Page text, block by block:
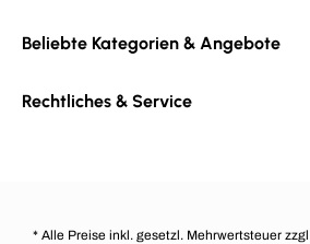
Beliebte Kategorien & Angebote
Rechtliches & Service
* Alle Preise inkl. gesetzl. Mehrwertsteuer